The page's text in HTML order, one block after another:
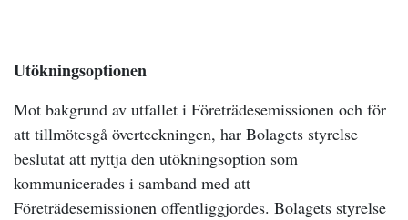
Utökningsoptionen
Mot bakgrund av utfallet i Företrädesemissionen och för
att tillmötesgå överteckningen, har Bolagets styrelse
beslutat att nyttja den utökningsoption som
kommunicerades i samband med att
Företrädesemissionen offentliggjordes. Bolagets styrelse